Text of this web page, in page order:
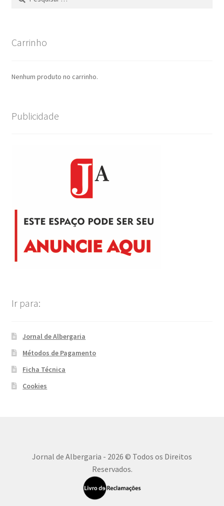
Carrinho
Nenhum produto no carrinho.
Publicidade
Ir para:
Jornal de Albergaria
Métodos de Pagamento
Ficha Técnica
Cookies
Jornal de Albergaria - 2026 © Todos os Direitos
Reservados.